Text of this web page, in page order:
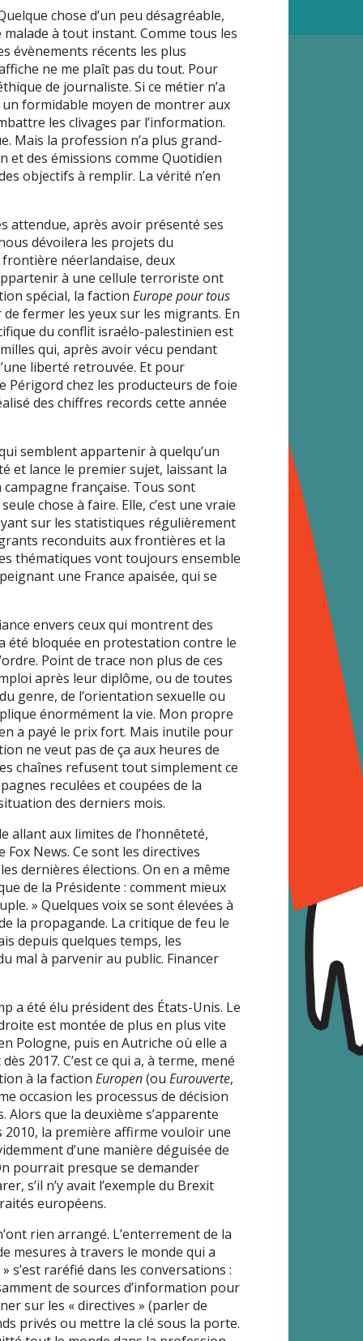
chose d’un peu désagréable,
à tout instant. Comme tous les
évènements récents les plus
ne me plaît pas du tout. Pour
de journaliste. Si ce métier n’a
formidable moyen de montrer aux
les clivages par l’information.
Mais la profession n’a plus grand-
et des émissions comme Quotidien
objectifs à remplir. La vérité n’en
attendue, après avoir présenté ses
dévoilera les projets du
néerlandaise, deux
à une cellule terroriste ont
spécial, la factionEurope pour tous
fermer les yeux sur les migrants. En
du conflit israélo-palestinien est
qui, après avoir vécu pendant
liberté retrouvée. Et pour
chez les producteurs de foie
des chiffres records cette année
semblent appartenir à quelqu’un
et lance le premier sujet, laissant la
française. Tous sont
chose à faire. Elle, c’est une vraie
sur les statistiques régulièrement
reconduits aux frontières et la
thématiques vont toujours ensemble
une France apaisée, qui se
envers ceux qui montrent des
été bloquée en protestation contre le
Point de trace non plus de ces
après leur diplôme, ou de toutes
genre, de l’orientation sexuelle ou
énormément la vie. Mon propre
a payé le prix fort. Mais inutile pour
ne veut pas de ça aux heures de
chaînes refusent tout simplement ce
reculées et coupées de la
des derniers mois.
allant aux limites de l’honnêteté,
News. Ce sont les directives
dernières élections. On en a même
de la Présidente : comment mieux
» Quelques voix se sont élevées à
la propagande. La critique de feu le
depuis quelques temps, les
mal à parvenir au public. Financer
a été élu président des États-Unis. Le
est montée de plus en plus vite
Pologne, puis en Autriche où elle a
2017. C’est ce qui a, à terme, mené
à la factionEuropen(ouEurouverte,
occasion les processus de décision
que la deuxième s’apparente
2010, la première affirme vouloir une
d’une manière déguisée de
pourrait presque se demander
s’il n’y avait l’exemple du Brexit
européens.
rien arrangé. L’enterrement de la
mesures à travers le monde qui a
s’est raréfié dans les conversations :
de sources d’information pour
sur les « directives » (parler de
privés ou mettre la clé sous la porte.